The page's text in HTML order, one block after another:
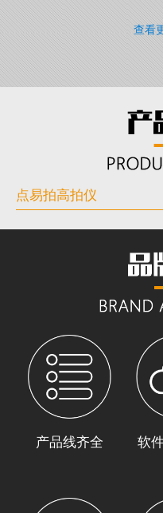
查看
点易拍高拍仪
产品线齐全 软